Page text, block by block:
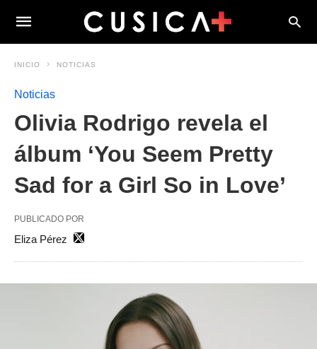
INICIO NOTICIAS
Noticias
Olivia Rodrigo revela el
álbum ‘You Seem Pretty
Sad for a Girl So in Love’
PUBLICADO POR
Eliza Pérez